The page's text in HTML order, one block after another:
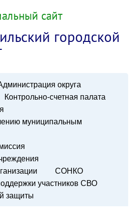
сайт
городской
округа
Контрольно-счетная палата
муниципальным
СОНКО
участников СВО
защиты